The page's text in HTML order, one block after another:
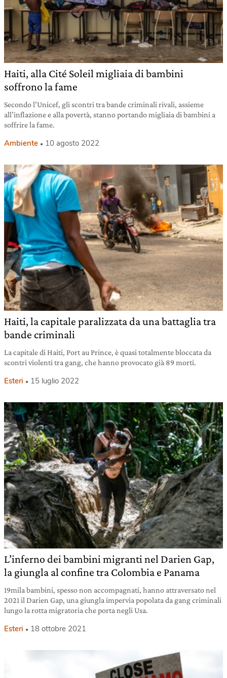
Haiti, alla Cité Soleil migliaia di bambini
soffrono la fame
Secondo l’Unicef, gli scontri tra bande criminali rivali, assieme
all’inflazione e alla povertà, stanno portando migliaia di bambini a
soffrire la fame.
Ambiente 10 agosto 2022
Haiti, la capitale paralizzata da una battaglia tra
bande criminali
La capitale di Haiti, Port au Prince, è quasi totalmente bloccata da
scontri violenti tra gang, che hanno provocato già 89 morti.
Esteri 15 luglio 2022
L’inferno dei bambini migranti nel Darien Gap,
la giungla al confine tra Colombia e Panama
19mila bambini, spesso non accompagnati, hanno attraversato nel
2021 il Darien Gap, una giungla impervia popolata da gang criminali
lungo la rotta migratoria che porta negli Usa.
Esteri 18 ottobre 2021